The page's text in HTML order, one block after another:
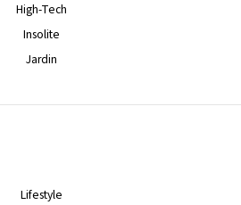
High-Tech
Insolite
Jardin
Lifestyle